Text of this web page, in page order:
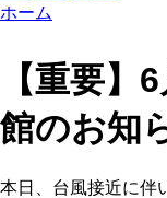
ホーム
【重要】
館のお知
本日、台風接近に伴